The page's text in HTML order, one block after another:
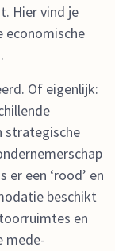
Hier vind je
economische
Of eigenlijk:
strategische
een ‘rood’ en
beschikt
en
mede-